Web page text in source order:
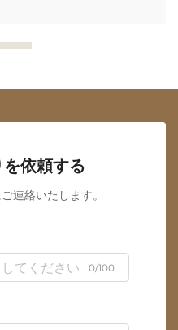
依頼する
連絡いたします。
0/100